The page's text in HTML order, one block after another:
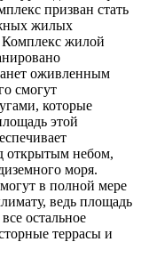
призван стать
жилых
Комплекс жилой
оживленным
смогут
которые
этой
открытым небом,
моря.
в полной мере
ведь площадь
остальное
террасы и